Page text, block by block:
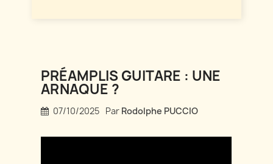
PRÉAMPLIS GUITARE : UNE
ARNAQUE ?
07/10/2025 Par Rodolphe PUCCIO